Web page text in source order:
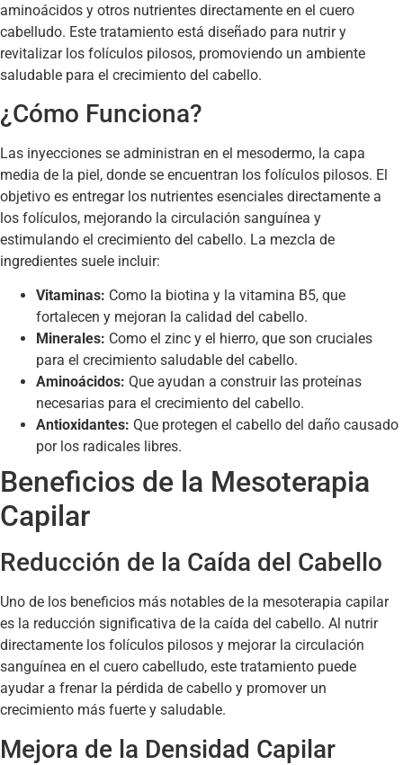
aminoácidos y otros nutrientes directamente en el cuero
cabelludo. Este tratamiento está diseñado para nutrir y
revitalizar los folículos pilosos, promoviendo un ambiente
saludable para el crecimiento del cabello.
¿Cómo Funciona?
Las inyecciones se administran en el mesodermo, la capa
media de la piel, donde se encuentran los folículos pilosos. El
objetivo es entregar los nutrientes esenciales directamente a
los folículos, mejorando la circulación sanguínea y
estimulando el crecimiento del cabello. La mezcla de
ingredientes suele incluir:
Vitaminas: Como la biotina y la vitamina B5, que
fortalecen y mejoran la calidad del cabello.
Minerales: Como el zinc y el hierro, que son cruciales
para el crecimiento saludable del cabello.
Aminoácidos: Que ayudan a construir las proteínas
necesarias para el crecimiento del cabello.
Antioxidantes: Que protegen el cabello del daño causado
por los radicales libres.
Beneficios de la Mesoterapia
Capilar
Reducción de la Caída del Cabello
Uno de los beneficios más notables de la mesoterapia capilar
es la reducción significativa de la caída del cabello. Al nutrir
directamente los folículos pilosos y mejorar la circulación
sanguínea en el cuero cabelludo, este tratamiento puede
ayudar a frenar la pérdida de cabello y promover un
crecimiento más fuerte y saludable.
Mejora de la Densidad Capilar